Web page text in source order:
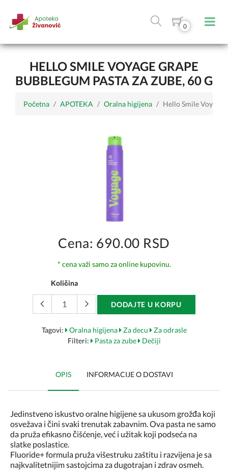
0
HELLO SMILE VOYAGE GRAPE
BUBBLEGUM PASTA ZA ZUBE, 60 G
Početna APOTEKA Oralna higijena Hello Smile Voyage
Cena: 690.00 RSD
* cena važi samo za online kupovinu.
Količina
DODAJTE U KORPU
Tagovi: Oralna higijena Za decu Za odrasle
Filteri: Pasta za zube Dečiji
OPIS INFORMACIJE O DOSTAVI
Jedinstveno iskustvooralne higijenesa ukusom grožđa koji
osvežava i čini svaki trenutak zabavnim.Ova pasta ne samo
da pruža efikasno čišćenje, već i užitak koji podseća na
slatke poslastice.
Fluoride+ formula pruža višestruku zaštitu i razvijena je sa
najkvalitetnijim sastojcima za dugotrajan i zdrav osmeh.